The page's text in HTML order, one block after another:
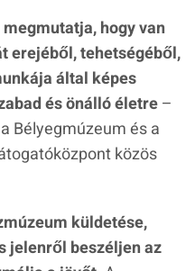
hogy van
erejéből, tehetségéből,
által képes
és önálló életre–
Bélyegmúzeum és a
közös
küldetése,
jelenről beszéljen az